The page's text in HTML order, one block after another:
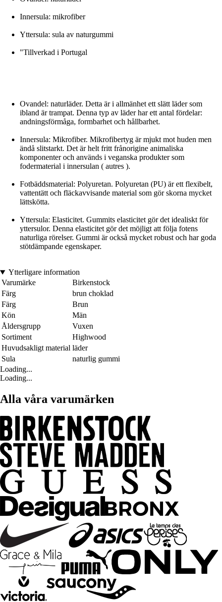
Innersula: mikrofiber
Yttersula: sula av naturgummi
"Tillverkad i Portugal
Ovandel: naturläder. Detta är i allmänhet ett slätt läder som
ibland är trampat. Denna typ av läder har ett antal fördelar:
andningsförmåga, formbarhet och hållbarhet.
Innersula: Mikrofiber. Mikrofibertyg är mjukt mot huden men
ändå slitstarkt. Det är helt fritt frånorigine animaliska
komponenter och används i veganska produkter som
fodermaterial i innersulan ( autres ).
Fotbäddsmaterial: Polyuretan. Polyuretan (PU) är ett flexibelt,
vattentätt och fläckavvisande material som gör skorna mycket
lättskötta.
Yttersula: Elasticitet. Gummits elasticitet gör det idealiskt för
yttersulor. Denna elasticitet gör det möjligt att följa fotens
naturliga rörelser. Gummi är också mycket robust och har goda
stötdämpande egenskaper.
Ytterligare information
Varumärke
Birkenstock
Färg
brun choklad
Färg
Brun
Kön
Män
Åldersgrupp
Vuxen
Sortiment
Highwood
Huvudsakligt material läder
Sula
naturlig gummi
Loading...
Loading...
Alla våra varumärken